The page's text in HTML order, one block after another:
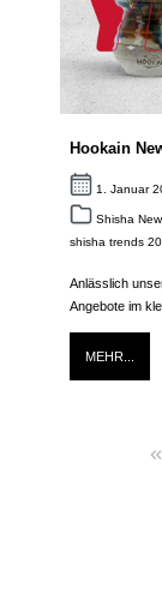
Hookain
1. Januar
Shisha
shisha trends
Anlässlich
Angebote im
MEHR...